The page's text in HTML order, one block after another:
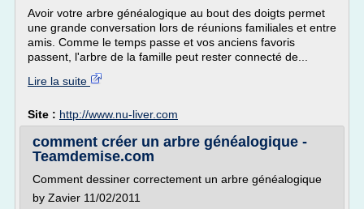
Avoir votre arbre généalogique au bout des doigts permet
une grande conversation lors de réunions familiales et entre
amis. Comme le temps passe et vos anciens favoris
passent, l'arbre de la famille peut rester connecté de...
Lire la suite
Site : http://www.nu-liver.com
comment créer un arbre généalogique -
Teamdemise.com
Comment dessiner correctement un arbre généalogique
by Zavier 11/02/2011